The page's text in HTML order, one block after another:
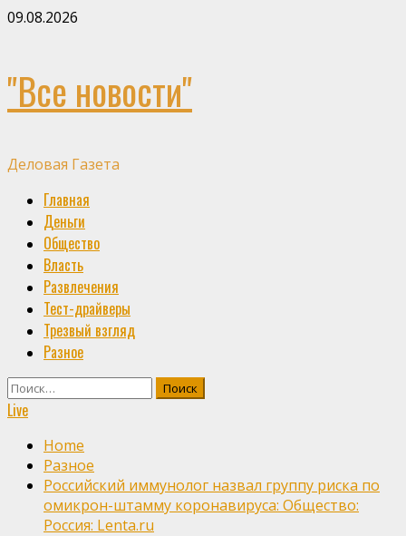
Skip
09.08.2026
"Все новости"
Деловая Газета
Primary
Menu
Главная
Деньги
Общество
Власть
Развлечения
Тест-драйверы
Трезвый взгляд
Разное
Найти:
Live
Home
Разное
Российский иммунолог назвал группу риска по
омикрон-штамму коронавируса: Общество:
Россия: Lenta.ru